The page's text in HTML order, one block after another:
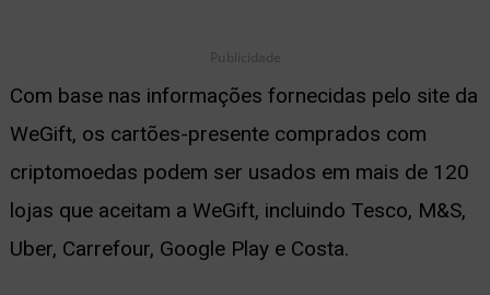
Publicidade
Com base nas informações fornecidas pelo site da
WeGift, os cartões-presente comprados com
criptomoedas podem ser usados em mais de 120
lojas que aceitam a WeGift, incluindo Tesco, M&S,
Uber, Carrefour, Google Play e Costa.